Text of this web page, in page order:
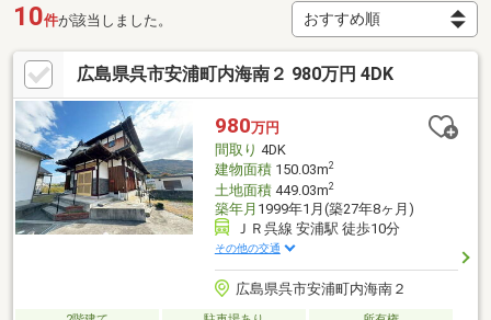
10件が該当しました。
広島県呉市安浦町内海南２ 980万円 4DK
980万円
間取り 4DK
建物面積150.03m2
土地面積449.03m2
築年月 1999年1月(築27年8ヶ月)
ＪＲ呉線 安浦駅 徒歩10分
その他の交通
広島県呉市安浦町内海南２